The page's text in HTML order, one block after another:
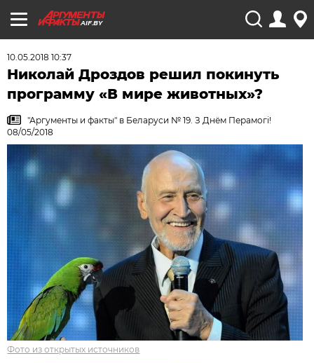
AIF.BY
10.05.2018 10:37
Николай Дроздов решил покинуть
программу «В мире животных»?
"Аргументы и факты" в Беларуси № 19. З Днём Перамогi!
08/05/2018
Фото из открытых источников